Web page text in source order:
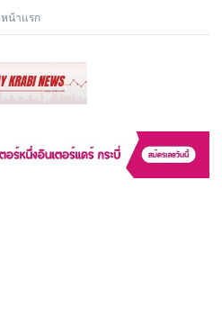
หน้าแรก